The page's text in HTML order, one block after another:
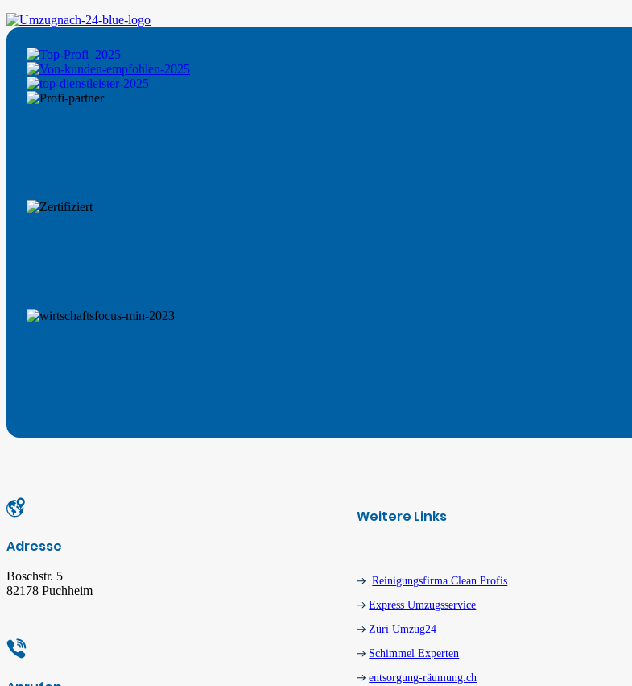
Adresse
Boschstr. 5
82178 Puchheim
Weitere Links
Reinigungsfirma Clean Profis
Express Umzugsservice
Züri Umzug24
Schimmel Experten
entsorgung-räumung.ch